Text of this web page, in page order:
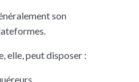
son
elle, peut disposer :